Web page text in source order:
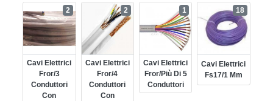
Cavi Elettrici
Fror/3
Conduttori
Con
2
Cavi Elettrici
Fror/4
Conduttori
Con
2
Cavi Elettrici
Fror/più Di 5
Conduttori
1
Cavi Elettrici
Fs17/1 Mm
18